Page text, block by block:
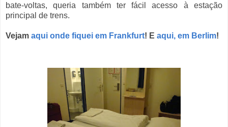
bate-voltas, queria também ter fácil acesso à estação
principal de trens.
Vejam aqui onde fiquei em Frankfurt! E aqui, em Berlim!